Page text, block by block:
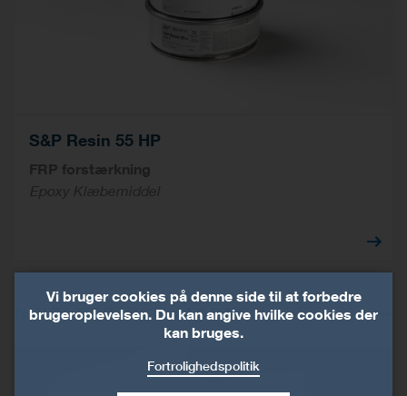
S&P Resin 55 HP
FRP forstærkning
Epoxy Klæbemiddel
NIVELLERINGS MØRTEL
Vi bruger cookies på denne side til at forbedre
brugeroplevelsen. Du kan angive hvilke cookies der
kan bruges.
Fortrolighedspolitik